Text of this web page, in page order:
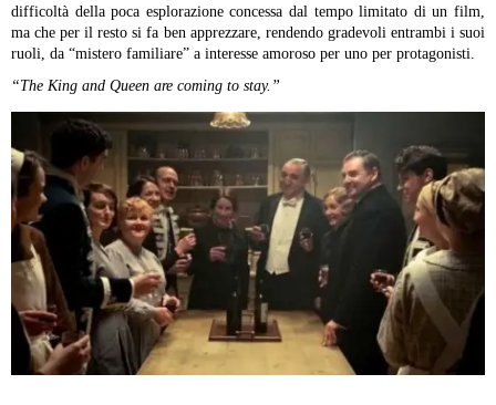
difficoltà della poca esplorazione concessa dal tempo limitato di un film,
ma che per il resto si fa ben apprezzare, rendendo gradevoli entrambi i suoi
ruoli, da “mistero familiare” a interesse amoroso per uno per protagonisti.
“The King and Queen are coming to stay.”